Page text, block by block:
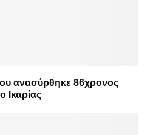
ανασύρθηκε 86χρονος
Ικαρίας